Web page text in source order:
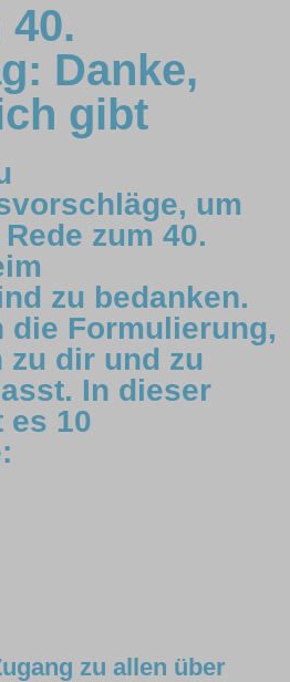
40.
Danke,
gibt
um
zum 40.
zu bedanken.
die Formulierung,
zu dir und zu
In dieser
es 10
zu allen über